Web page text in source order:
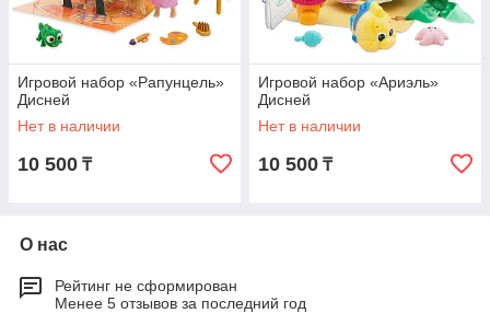
Игровой набор «Рапунцель»
Дисней
Нет в наличии
10 500 ₸
Игровой набор «Ариэль»
Дисней
Нет в наличии
10 500 ₸
О нас
Рейтинг не сформирован
Менее 5 отзывов за последний год